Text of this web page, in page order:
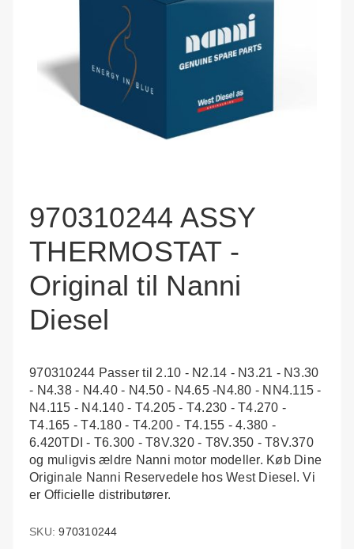
970310244 ASSY
THERMOSTAT -
Original til Nanni
Diesel
970310244 Passer til 2.10 - N2.14 - N3.21 - N3.30
- N4.38 - N4.40 - N4.50 - N4.65 -N4.80 - NN4.115 -
N4.115 - N4.140 - T4.205 - T4.230 - T4.270 -
T4.165 - T4.180 - T4.200 - T4.155 - 4.380 -
6.420TDI - T6.300 - T8V.320 - T8V.350 - T8V.370
og muligvis ældre Nanni motor modeller. Køb Dine
Originale Nanni Reservedele hos West Diesel. Vi
er Officielle distributører.
SKU: 970310244